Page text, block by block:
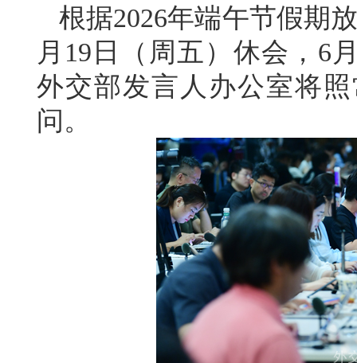
根据2026年端午节假期
月19日（周五）休会，6
外交部发言人办公室将
问。